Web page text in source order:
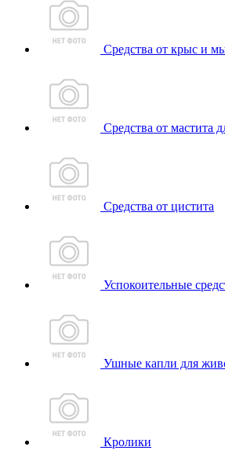
Средства от крыс и
Средства от мастита
Средства от цистита
Успокоительные
Ушные капли для
Кролики